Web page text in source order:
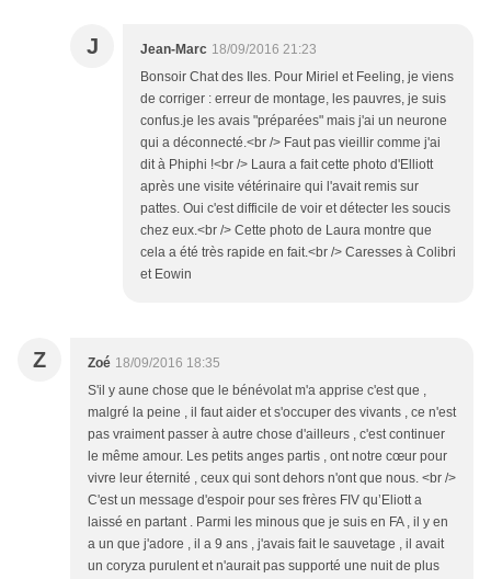
J Jean-Marc 18/09/2016 21:23
Bonsoir Chat des Iles. Pour Miriel et Feeling, je viens
de corriger : erreur de montage, les pauvres, je suis
confus.je les avais "préparées" mais j'ai un neurone
qui a déconnecté.<br /> Faut pas vieillir comme j'ai
dit à Phiphi !<br /> Laura a fait cette photo d'Elliott
après une visite vétérinaire qui l'avait remis sur
pattes. Oui c'est difficile de voir et détecter les soucis
chez eux.<br /> Cette photo de Laura montre que
cela a été très rapide en fait.<br /> Caresses à Colibri
et Eowin
Z Zoé 18/09/2016 18:35
S'il y aune chose que le bénévolat m'a apprise c'est que ,
malgré la peine , il faut aider et s'occuper des vivants , ce n'est
pas vraiment passer à autre chose d'ailleurs , c'est continuer
le même amour. Les petits anges partis , ont notre cœur pour
vivre leur éternité , ceux qui sont dehors n'ont que nous. <br />
C'est un message d'espoir pour ses frères FIV qu’Eliott a
laissé en partant . Parmi les minous que je suis en FA , il y en
a un que j'adore , il a 9 ans , j'avais fait le sauvetage , il avait
un coryza purulent et n'aurait pas supporté une nuit de plus